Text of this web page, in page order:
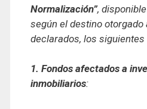
Normalización”,
según el destino otorgado
declarados, los siguientes
1. Fondos afectados a
inmobiliarios: